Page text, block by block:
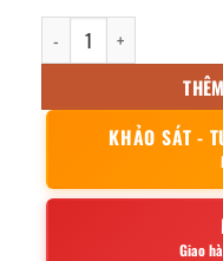
khay inox chữ nhật
KHẢO SÁT -
Giao